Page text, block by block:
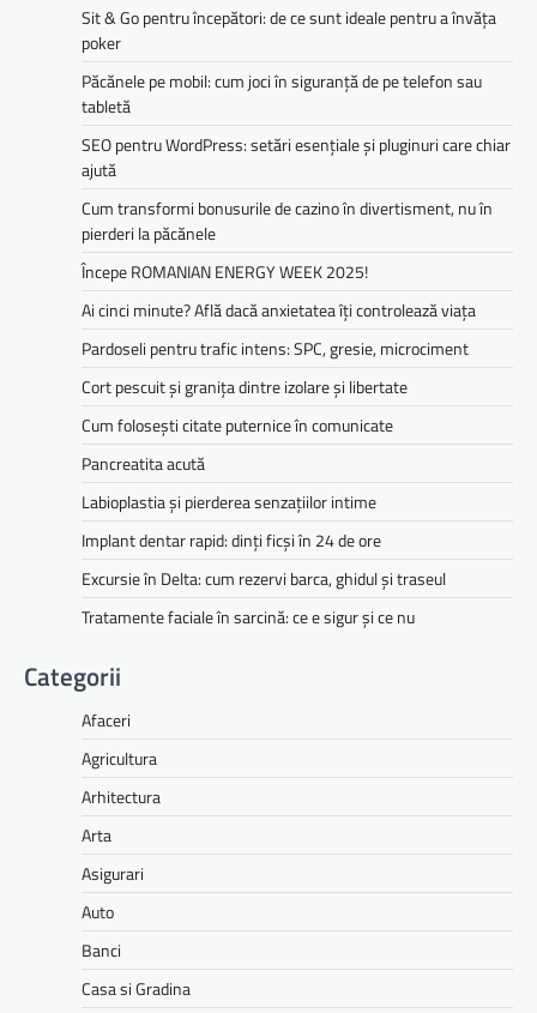
Sit & Go pentru începători: de ce sunt ideale pentru a învăța
poker
Păcănele pe mobil: cum joci în siguranță de pe telefon sau
tabletă
SEO pentru WordPress: setări esențiale și pluginuri care chiar
ajută
Cum transformi bonusurile de cazino în divertisment, nu în
pierderi la păcănele
Începe ROMANIAN ENERGY WEEK 2025!
Ai cinci minute? Află dacă anxietatea îți controlează viața
Pardoseli pentru trafic intens: SPC, gresie, microciment
Cort pescuit și granița dintre izolare și libertate
Cum folosești citate puternice în comunicate
Pancreatita acută
Labioplastia și pierderea senzațiilor intime
Implant dentar rapid: dinți ficși în 24 de ore
Excursie în Delta: cum rezervi barca, ghidul și traseul
Tratamente faciale în sarcină: ce e sigur și ce nu
Categorii
Afaceri
Agricultura
Arhitectura
Arta
Asigurari
Auto
Banci
Casa si Gradina